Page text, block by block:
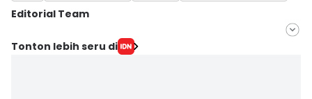
Editorial Team
Editor
Tonton lebih seru di